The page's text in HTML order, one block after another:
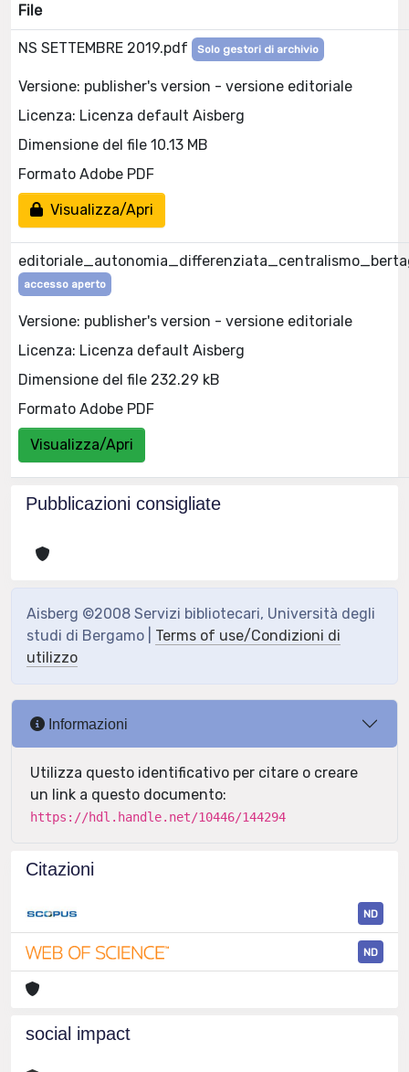
File
NS SETTEMBRE 2019.pdf Solo gestori di archivio
Versione: publisher's version - versione editoriale
Licenza: Licenza default Aisberg
Dimensione del file 10.13 MB
Formato Adobe PDF
Visualizza/Apri
accesso aperto
Versione: publisher's version - versione editoriale
Licenza: Licenza default Aisberg
Dimensione del file 232.29 kB
Formato Adobe PDF
Visualizza/Apri
Pubblicazioni consigliate
Aisberg ©2008 Servizi bibliotecari, Università degli
studi di Bergamo | Terms of use/Condizioni di
utilizzo
Informazioni
Utilizza questo identificativo per citare o creare
un link a questo documento:
https://hdl.handle.net/10446/144294
Citazioni
ND
ND
social impact